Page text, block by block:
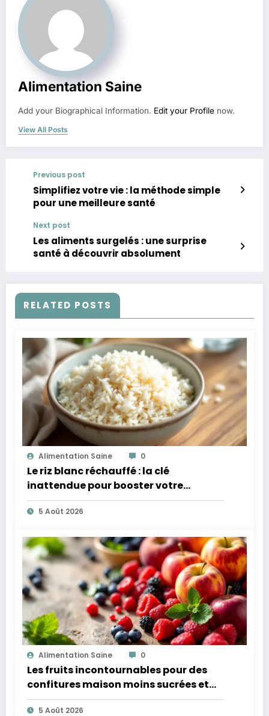
Alimentation Saine
Add your Biographical Information. Edit your Profile now.
View All Posts
Previous post
Simplifiez votre vie : la méthode simple
pour une meilleure santé
Next post
Les aliments surgelés : une surprise
santé à découvrir absolument
RELATED POSTS
Alimentation Saine 0
Le riz blanc réchauffé : la clé
inattendue pour booster votre
microbiote
5 Août 2026
Alimentation Saine 0
Les fruits incontournables pour des
confitures maison moins sucrées et
plus légères
5 Août 2026